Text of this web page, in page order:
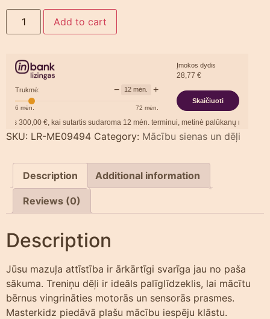
Add to cart
Trukmė: − 12 mėn. +
6 mėn. 72 mėn.
Įmokos dydis
28,77 €
Skaičiuoti
€, kai sutartis sudaroma12mėn. terminui, metinė palūkanų norma –13,90
SKU: LR-ME09494 Category: Mācību sienas un dēļi
Description Additional information
Reviews (0)
Description
Jūsu mazuļa attīstība ir ārkārtīgi svarīga jau no paša
sākuma. Treniņu dēļi ir ideāls palīglīdzeklis, lai mācītu
bērnus vingrināties motorās un sensorās prasmes.
Masterkidz piedāvā plašu mācību iespēju klāstu.